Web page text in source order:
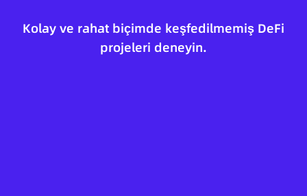
Kolay ve rahat biçimde keşfedilmemiş DeFi
projeleri deneyin.